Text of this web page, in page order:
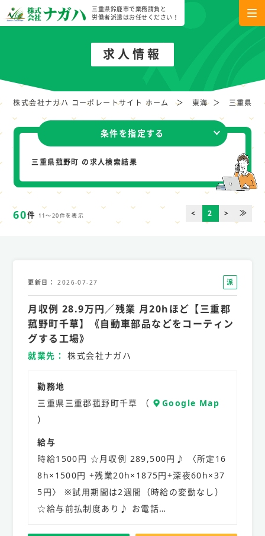
三重県鈴鹿市で業務請負と
労働者派遣はお任せください！
求人情報
株式会社ナガハ コーポレートサイト ホーム 東海 三重県
条件を指定する
三重県菰野町 の求人検索結果
60件 11～20件を表示 < 2 > ≫
更新日 2026-07-27
派
遣
社
員
月収例 28.9万円／残業 月20hほど【三重郡
菰野町千草】《自動車部品などをコーティン
グする工場》
就業先 株式会社ナガハ
勤務地
三重県三重郡菰野町千草 （
Google Map
）
給与
時給1500円 ☆月収例 289,500円♪ 〈所定16
8h×1500円 +残業20h×1875円+深夜60h×37
5円〉 ※試用期間は2週間（時給の変動なし）
☆給与前払制度あり♪ お電話…